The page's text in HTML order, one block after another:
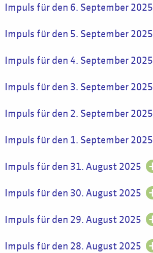
Impuls für den 6. September 2025
Impuls für den 5. September 2025
Impuls für den 4. September 2025
Impuls für den 3. September 2025
Impuls für den 2. September 2025
Impuls für den 1. September 2025
Impuls für den 31. August 2025
Impuls für den 30. August 2025
Impuls für den 29. August 2025
Impuls für den 28. August 2025